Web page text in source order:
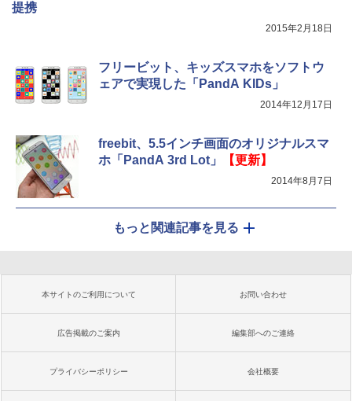
提携
2015年2月18日
フリービット、キッズスマホをソフトウ
ェアで実現した「PandA KIDs」
2014年12月17日
freebit、5.5インチ画面のオリジナルスマ
ホ「PandA 3rd Lot」
【更新】
2014年8月7日
もっと関連記事を見る
本サイトのご利用について お問い合わせ
広告掲載のご案内 編集部へのご連絡
プライバシーポリシー 会社概要